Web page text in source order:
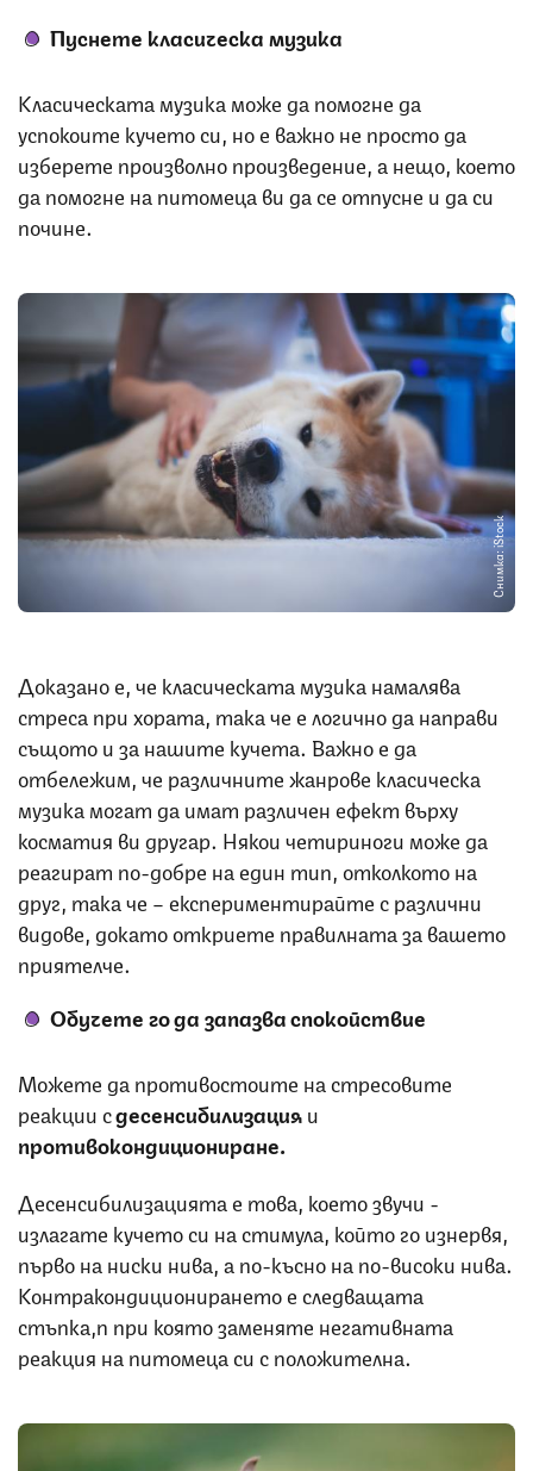
Пуснете класическа музика
Класическата музика може да помогне да
успокоите кучето си, но е важно не просто да
изберете произволно произведение, а нещо, което
да помогне на питомеца ви да се отпусне и да си
почине.
Снимка: iStock
Доказано е, че класическата музика намалява
стреса при хората, така че е логично да направи
същото и за нашите кучета. Важно е да
отбележим, че различните жанрове класическа
музика могат да имат различен ефект върху
косматия ви другар. Някои четириноги може да
реагират по-добре на един тип, отколкото на
друг, така че – експериментирайте с различни
видове, докато откриете правилната за вашето
приятелче.
Обучете го да запазва спокойствие
Можете да противостоите на стресовите
реакции сдесенсибилизацияи
противокондициониране.
Десенсибилизацията е това, което звучи -
излагате кучето си на стимула, който го изнервя,
първо на ниски нива, а по-късно на по-високи нива.
Контракондиционирането е следващата
стъпка,п при която заменяте негативната
реакция на питомеца си с положителна.